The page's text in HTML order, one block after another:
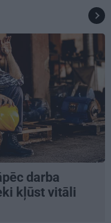
darba
kļūst vitāli